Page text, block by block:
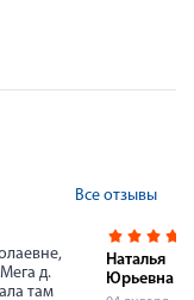
Все отзывы
д.
там
Наталья
Юрьевна